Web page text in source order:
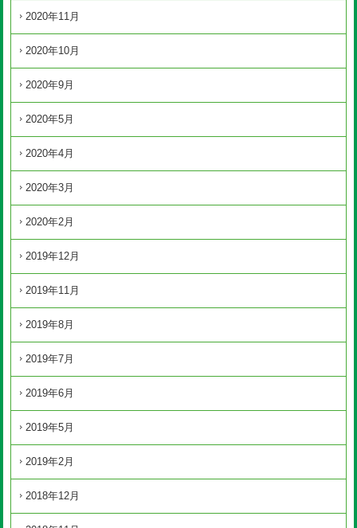
2020年11月
2020年10月
2020年9月
2020年5月
2020年4月
2020年3月
2020年2月
2019年12月
2019年11月
2019年8月
2019年7月
2019年6月
2019年5月
2019年2月
2018年12月